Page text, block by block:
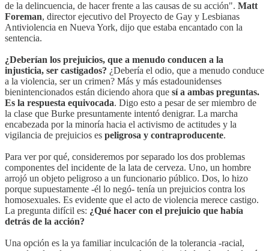
de la delincuencia, de hacer frente a las causas de su acción". Matt
Foreman, director ejecutivo del Proyecto de Gay y Lesbianas
Antiviolencia en Nueva York, dijo que estaba encantado con la
sentencia.
¿Deberían los prejuicios, que a menudo conducen a la
injusticia, ser castigados? ¿Debería el odio, que a menudo conduce
a la violencia, ser un crimen? Más y más estadounidenses
bienintencionados están diciendo ahora que sí a ambas preguntas.
Es la respuesta equivocada. Digo esto a pesar de ser miembro de
la clase que Burke presuntamente intentó denigrar. La marcha
encabezada por la minoría hacia el activismo de actitudes y la
vigilancia de prejuicios es peligrosa y contraproducente.
Para ver por qué, consideremos por separado los dos problemas
componentes del incidente de la lata de cerveza. Uno, un hombre
arrojó un objeto peligroso a un funcionario público. Dos, lo hizo
porque supuestamente -él lo negó- tenía un prejuicios contra los
homosexuales. Es evidente que el acto de violencia merece castigo.
La pregunta difícil es: ¿Qué hacer con el prejuicio que había
detrás de la acción?
Una opción es la ya familiar inculcación de la tolerancia -racial,